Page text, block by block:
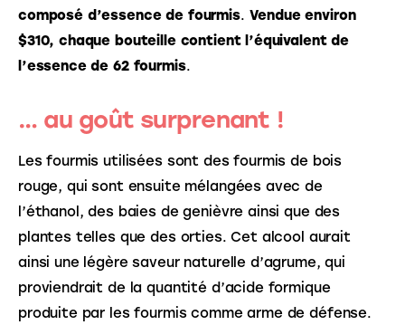
composé d’essence de fourmis. Vendue environ
$310, chaque bouteille contient l’équivalent de
l’essence de 62 fourmis.
… au goût surprenant !
Les fourmis utilisées sont des fourmis de bois
rouge, qui sont ensuite mélangées avec de
l’éthanol, des baies de genièvre ainsi que des
plantes telles que des orties. Cet alcool aurait
ainsi une légère saveur naturelle d’agrume, qui
proviendrait de la quantité d’acide formique
produite par les fourmis comme arme de défense.